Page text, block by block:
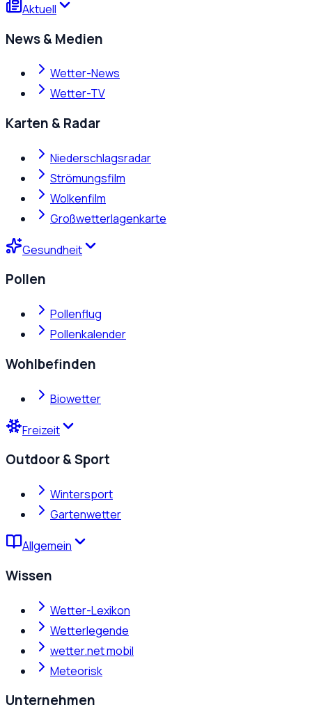
Aktuell
News & Medien
Wetter-News
Wetter-TV
Karten & Radar
Niederschlagsradar
Strömungsfilm
Wolkenfilm
Großwetterlagenkarte
Gesundheit
Pollen
Pollenflug
Pollenkalender
Wohlbefinden
Biowetter
Freizeit
Outdoor & Sport
Wintersport
Gartenwetter
Allgemein
Wissen
Wetter-Lexikon
Wetterlegende
wetter.net mobil
Meteorisk
Unternehmen